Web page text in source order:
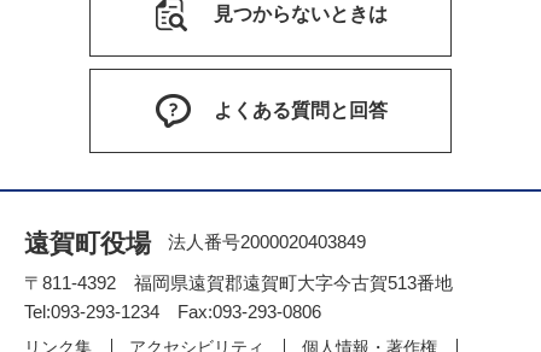
見つからないときは
よくある質問と回答
遠賀町役場
法人番号2000020403849
〒811-4392 福岡県遠賀郡遠賀町大字今古賀513番地
Tel:093-293-1234 Fax:093-293-0806
リンク集 アクセシビリティ 個人情報・著作権